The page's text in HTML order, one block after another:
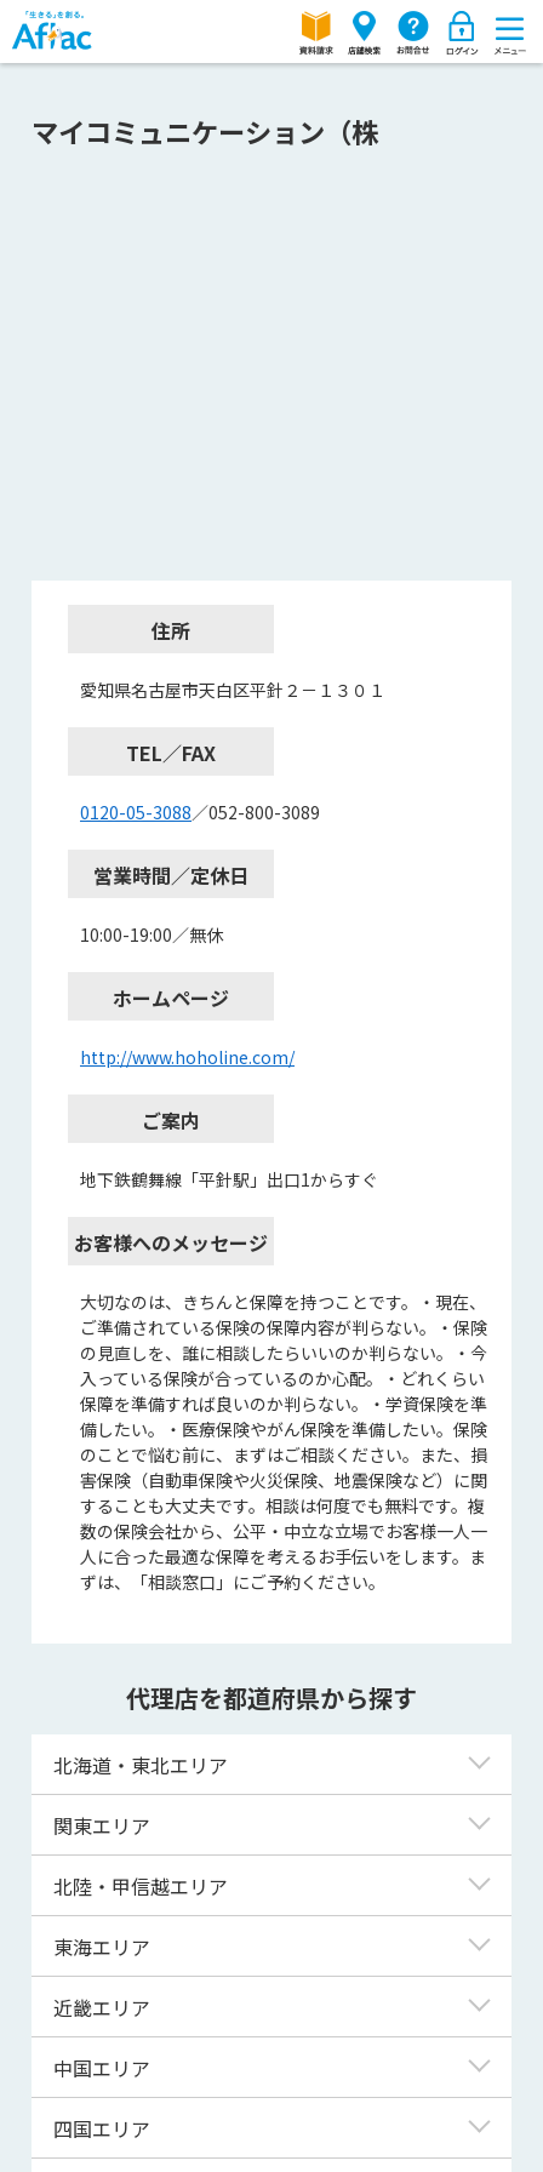
マイコミュニケーション（株
住所
愛知県名古屋市天白区平針２－１３０１
TEL／FAX
0120-05-3088／052-800-3089
営業時間／定休日
10:00-19:00／無休
ホームページ
http://www.hoholine.com/
ご案内
地下鉄鶴舞線「平針駅」出口1からすぐ
お客様へのメッセージ
大切なのは、きちんと保障を持つことです。・現在、
ご準備されている保険の保障内容が判らない。・保険
の見直しを、誰に相談したらいいのか判らない。・今
入っている保険が合っているのか心配。・どれくらい
保障を準備すれば良いのか判らない。・学資保険を準
備したい。・医療保険やがん保険を準備したい。保険
のことで悩む前に、まずはご相談ください。また、損
害保険（自動車保険や火災保険、地震保険など）に関
することも大丈夫です。相談は何度でも無料です。複
数の保険会社から、公平・中立な立場でお客様一人一
人に合った最適な保障を考えるお手伝いをします。ま
ずは、「相談窓口」にご予約ください。
代理店を都道府県から探す
北海道・東北エリア
北海道
青森県
宮城県
秋田県
山形県
関東エリア
東京都
神奈川県
埼玉県
千葉県
茨城県
群馬県
北陸・甲信越エリア
新潟県
富山県
福井県
山梨県
東海エリア
岐阜県
静岡県
近畿エリア
滋賀県
京都府
中国エリア
鳥取県
四国エリア